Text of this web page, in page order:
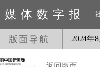
媒体数字报
版面导航 2024年8